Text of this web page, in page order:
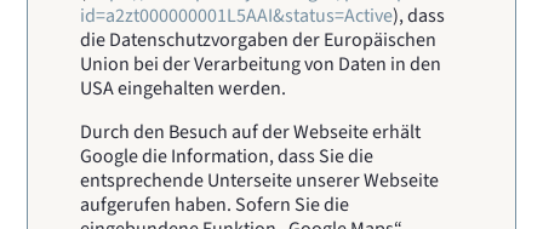
id=a2zt000000001L5AAI&status=Active), dass
die Datenschutzvorgaben der Europäischen
Union bei der Verarbeitung von Daten in den
USA eingehalten werden.
Durch den Besuch auf der Webseite erhält
Google die Information, dass Sie die
entsprechende Unterseite unserer Webseite
aufgerufen haben. Sofern Sie die